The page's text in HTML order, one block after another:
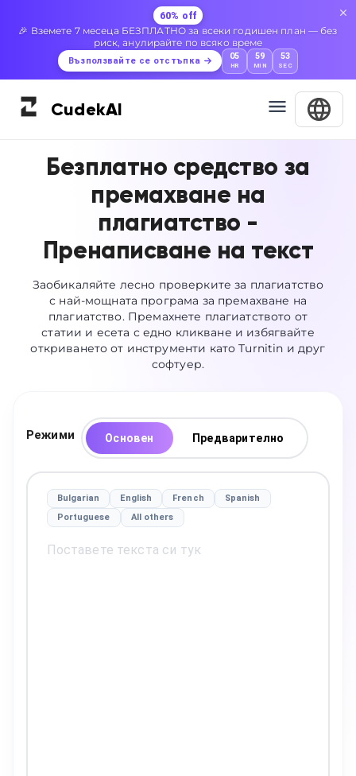
60% off
🎉 Вземете 7 месеца БЕЗПЛАТНО за всеки годишен план — без
риск, анулирайте по всяко време
Възползвайте се отстъпка 05
HR
59
MIN
52
SEC
CudekAI
Безплатно средство за
премахване на
плагиатство -
Пренаписване на текст
Заобикаляйте лесно проверките за плагиатство
с най-мощната програма за премахване на
плагиатство. Премахнете плагиатството от
статии и есета с едно кликване и избягвайте
откриването от инструменти като Turnitin и друг
софтуер.
Режими Основен Предварително
Bulgarian English French
Spanish
Portuguese
All others